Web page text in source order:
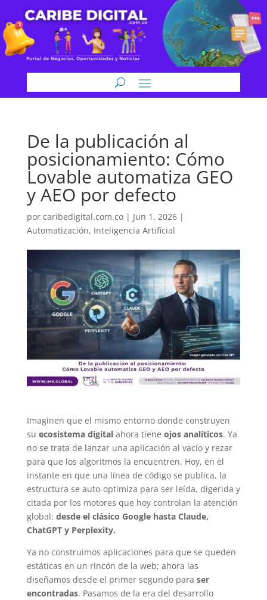
De la publicación al
posicionamiento: Cómo
Lovable automatiza GEO
y AEO por defecto
por caribedigital.com.co| Jun 1, 2026|
Automatización, Inteligencia Artificial
Imaginen que el mismo entorno donde construyen
su ecosistema digital ahora tiene ojos analíticos. Ya
no se trata de lanzar una aplicación al vacío y rezar
para que los algoritmos la encuentren. Hoy, en el
instante en que una línea de código se publica, la
estructura se auto-optimiza para ser leída, digerida y
citada por los motores que hoy controlan la atención
global: desde el clásico Google hasta Claude,
ChatGPT y Perplexity.
Ya no construimos aplicaciones para que se queden
estáticas en un rincón de la web; ahora las
diseñamos desde el primer segundo para ser
encontradas. Pasamos de la era del desarrollo